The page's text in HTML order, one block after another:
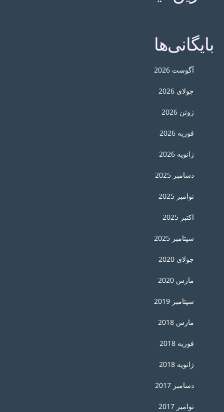
بایگانی‌ها
آگوست 2026
جولای 2026
ژوئن 2026
فوریه 2026
ژانویه 2026
دسامبر 2025
نوامبر 2025
اکتبر 2025
سپتامبر 2025
جولای 2020
مارس 2020
سپتامبر 2019
مارس 2018
فوریه 2018
ژانویه 2018
دسامبر 2017
نوامبر 2017